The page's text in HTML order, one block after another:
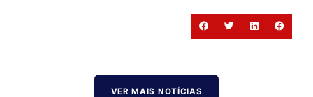
VER MAIS NOTÍCIAS